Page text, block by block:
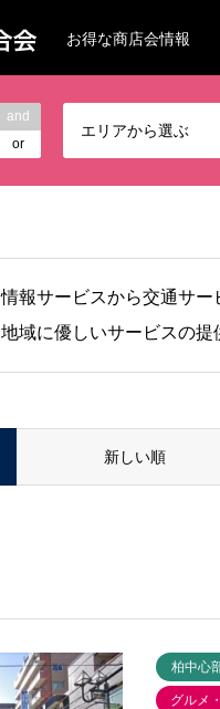
お得な商店会情報
and
or
エリアから選ぶ
情報サービスから交通サー
地域に優しいサービスの提
新しい順
柏中心
グルメ